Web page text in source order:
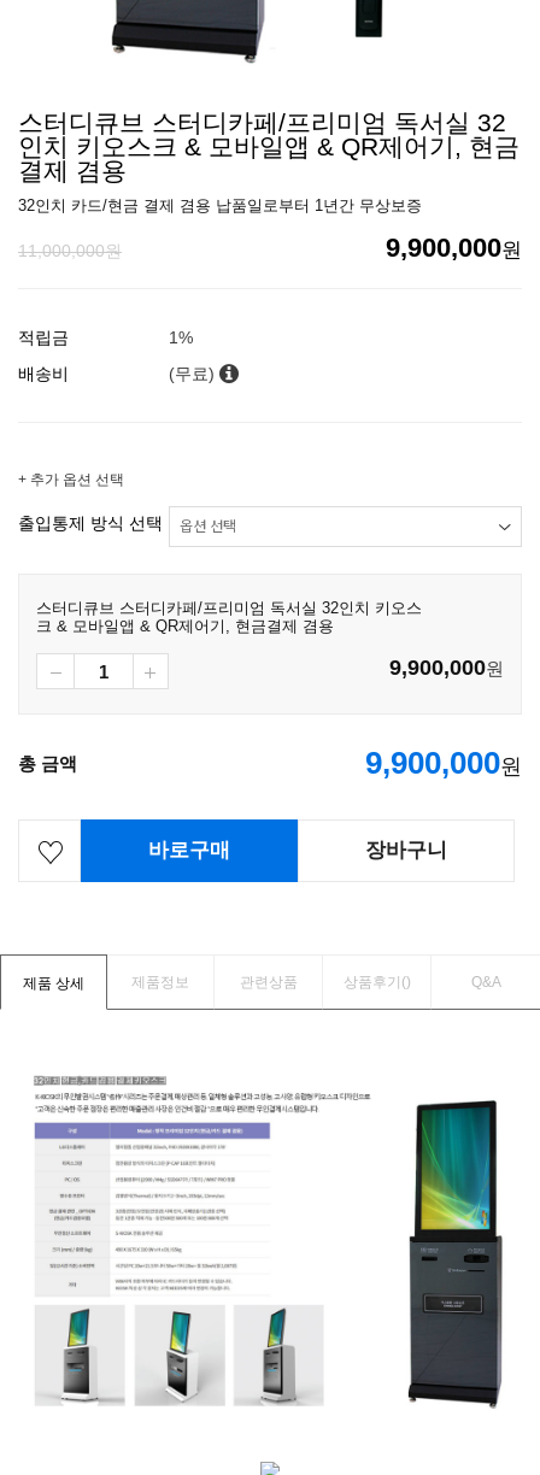
스터디큐브 스터디카페/프리미엄 독서실 32
인치 키오스크 & 모바일앱 & QR제어기, 현금
결제 겸용
32인치 카드/현금 결제 겸용 납품일로부터 1년간 무상보증
11,000,000원 9,900,000원
적립금
1%
배송비
(무료)
+ 추가 옵션 선택
출입통제 방식 선택
스터디큐브 스터디카페/프리미엄 독서실 32인치 키오스
크 & 모바일앱 & QR제어기, 현금결제 겸용
9,900,000원
총 금액 9,900,000원
바로구매 장바구니
제품 상세 제품정보 관련상품 상품후기() Q&A